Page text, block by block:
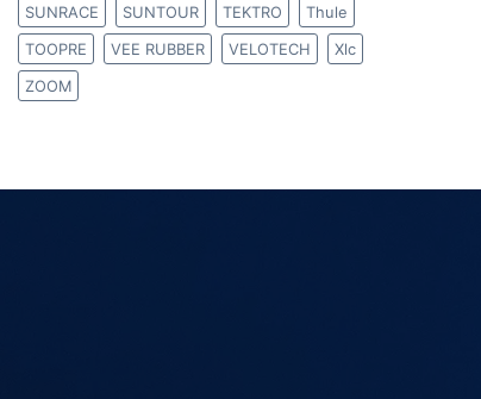
SUNRACE
SUNTOUR TEKTRO
Thule
TOOPRE
VEE RUBBER VELOTECH
Xlc
ZOOM